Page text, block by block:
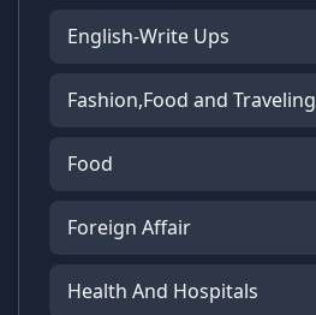
English-Write Ups
Fashion,Food and Traveling
Food
Foreign Affair
Health And Hospitals